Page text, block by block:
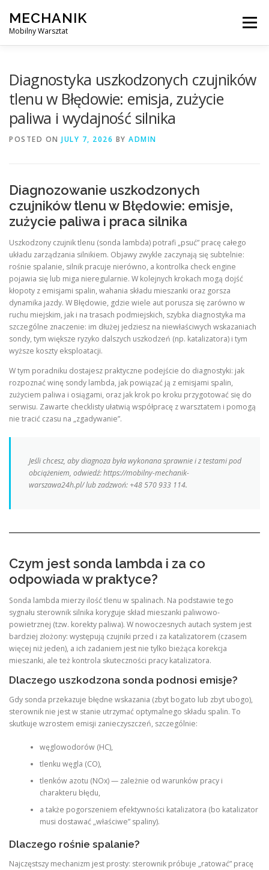
content
MECHANIK
Mobilny Warsztat
Menu
BLOG KONTAKT
Diagnostyka uszkodzonych czujników
tlenu w Błędowie: emisja, zużycie
paliwa i wydajność silnika
POSTED ON JULY 7, 2026 BY ADMIN
Diagnozowanie uszkodzonych
czujników tlenu w Błędowie: emisje,
zużycie paliwa i praca silnika
Uszkodzony czujnik tlenu (sonda lambda) potrafi „psuć” pracę całego
układu zarządzania silnikiem. Objawy zwykle zaczynają się subtelnie:
rośnie spalanie, silnik pracuje nierówno, a kontrolka check engine
pojawia się lub miga nieregularnie. W kolejnych krokach mogą dojść
kłopoty z emisjami spalin, wahania składu mieszanki oraz gorsza
dynamika jazdy. W Błędowie, gdzie wiele aut porusza się zarówno w
ruchu miejskim, jak i na trasach podmiejskich, szybka diagnostyka ma
szczególne znaczenie: im dłużej jedziesz na niewłaściwych wskazaniach
sondy, tym większe ryzyko dalszych uszkodzeń (np. katalizatora) i tym
wyższe koszty eksploatacji.
W tym poradniku dostajesz praktyczne podejście do diagnostyki: jak
rozpoznać winę sondy lambda, jak powiązać ją z emisjami spalin,
zużyciem paliwa i osiągami, oraz jak krok po kroku przygotować się do
serwisu. Zawarte checklisty ułatwią współpracę z warsztatem i pomogą
nie tracić czasu na „zgadywanie”.
Jeśli chcesz, aby diagnoza była wykonana sprawnie i z testami pod
obciążeniem, odwiedź: https://mobilny-mechanik-
warszawa24h.pl/ lub zadzwoń: +48 570 933 114.
Czym jest sonda lambda i za co
odpowiada w praktyce?
Sonda lambda mierzy ilość tlenu w spalinach. Na podstawie tego
sygnału sterownik silnika koryguje skład mieszanki paliwowo-
powietrznej (tzw. korekty paliwa). W nowoczesnych autach system jest
bardziej złożony: występują czujniki przed i za katalizatorem (czasem
więcej niż jeden), a ich zadaniem jest nie tylko bieżąca korekcja
mieszanki, ale też kontrola skuteczności pracy katalizatora.
Dlaczego uszkodzona sonda podnosi emisje?
Gdy sonda przekazuje błędne wskazania (zbyt bogato lub zbyt ubogo),
sterownik nie jest w stanie utrzymać optymalnego składu spalin. To
skutkuje wzrostem emisji zanieczyszczeń, szczególnie:
węglowodorów (HC),
tlenku węgla (CO),
tlenków azotu (NOx) — zależnie od warunków pracy i
charakteru błędu,
a także pogorszeniem efektywności katalizatora (bo katalizator
musi dostawać „właściwe” spaliny).
Dlaczego rośnie spalanie?
Najczęstszy mechanizm jest prosty: sterownik próbuje „ratować” pracę